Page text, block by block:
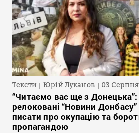
Тексти Юрій Луканов 03
“Читаємо вас ще з Донецька”:
релоковані “Новини
писати про окупацію та
пропагандою